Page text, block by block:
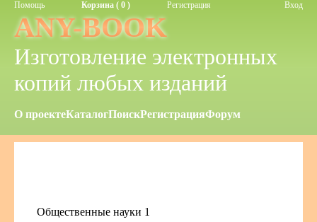
Помощь Корзина ( 0 ) Регистрация Вход
ANY-BOOK
Изготовление электронных
копий любых изданий
О проектеКаталогПоискРегистрацияФорум
Общественные науки 1